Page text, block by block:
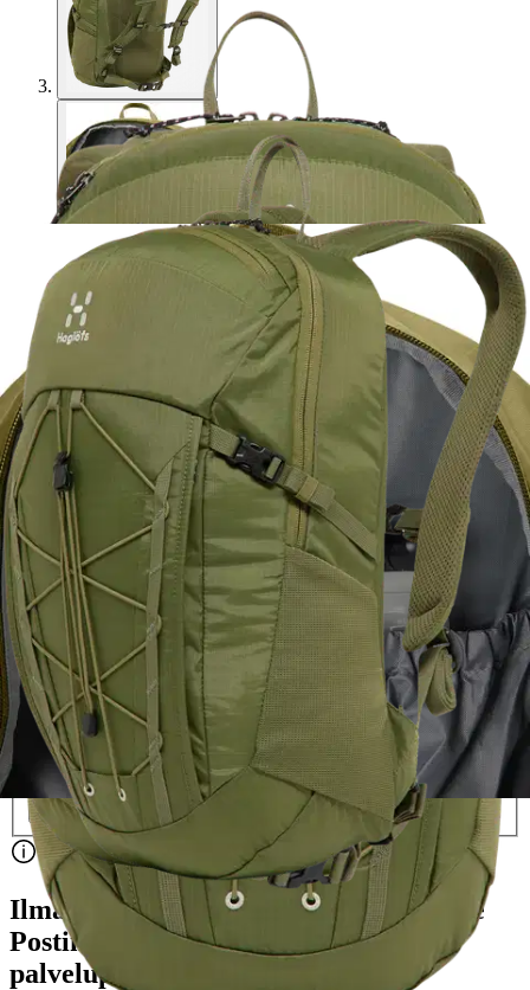
Haglöfs
Haglöfs Reppu Vide 20
67,15 €
Asiakasomistajahinta
Hinta ilman S-Etukorttia: 79,00 €
Verkkokaupan hinta
Valitse toimitustapa
Nouto myymälästä
Ilmainen
Siirry valitsemaan myymälä
Toimitus
Kotiin tai noutopisteeseenAlk. 0 €
Ilmainen toimitus yli 100 €:n tilauksille
Postin pakettiautomaattiin tai
palvelupisteeseen!